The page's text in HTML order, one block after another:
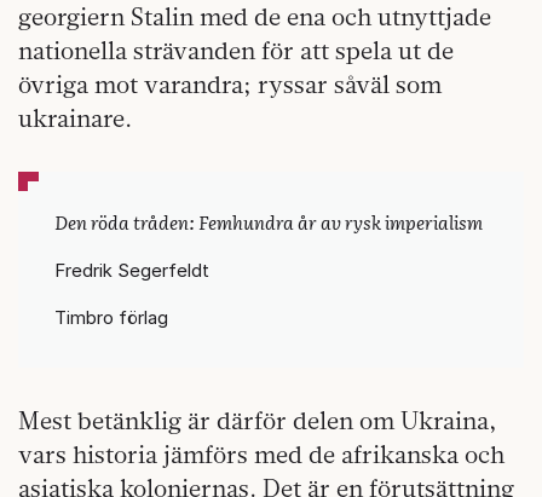
georgiern Stalin med de ena och utnyttjade
nationella strävanden för att spela ut de
övriga mot varandra; ryssar såväl som
ukrainare.
Den röda tråden: Femhundra år av rysk imperialism
Fredrik Segerfeldt
Timbro förlag
Mest betänklig är därför delen om Ukraina,
vars historia jämförs med de afrikanska och
asiatiska koloniernas. Det är en förutsättning